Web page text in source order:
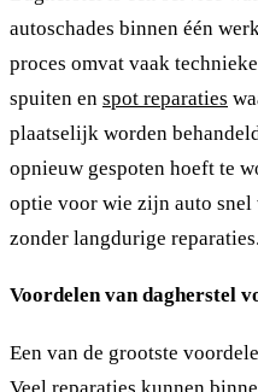
autoschades binnen één
proces omvat vaak
spuiten en spot reparaties
plaatselijk worden
opnieuw gespoten hoeft te
optie voor wie zijn auto
zonder langdurige reparaties.
Voordelen van dagherstel
Een van de grootste